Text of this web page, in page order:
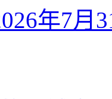
年7月